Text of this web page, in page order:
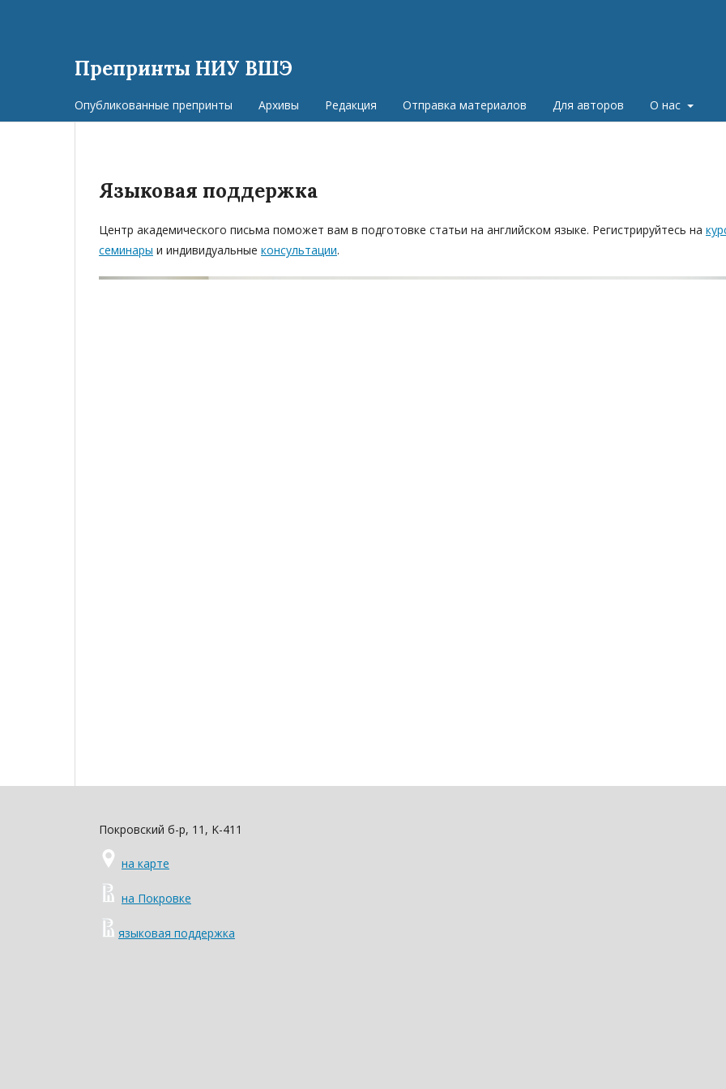
Препринты НИУ ВШЭ
Опубликованные препринты Архивы Редакция Отправка материалов Для авторов О нас
Языковая поддержка
Центр академического письма поможет вам в подготовке статьи на английском языке. Регистрируйтесь на
семинары и индивидуальные консультации.
Покровский б-р, 11, K-411
на карте
на Покровке
языковая поддержка